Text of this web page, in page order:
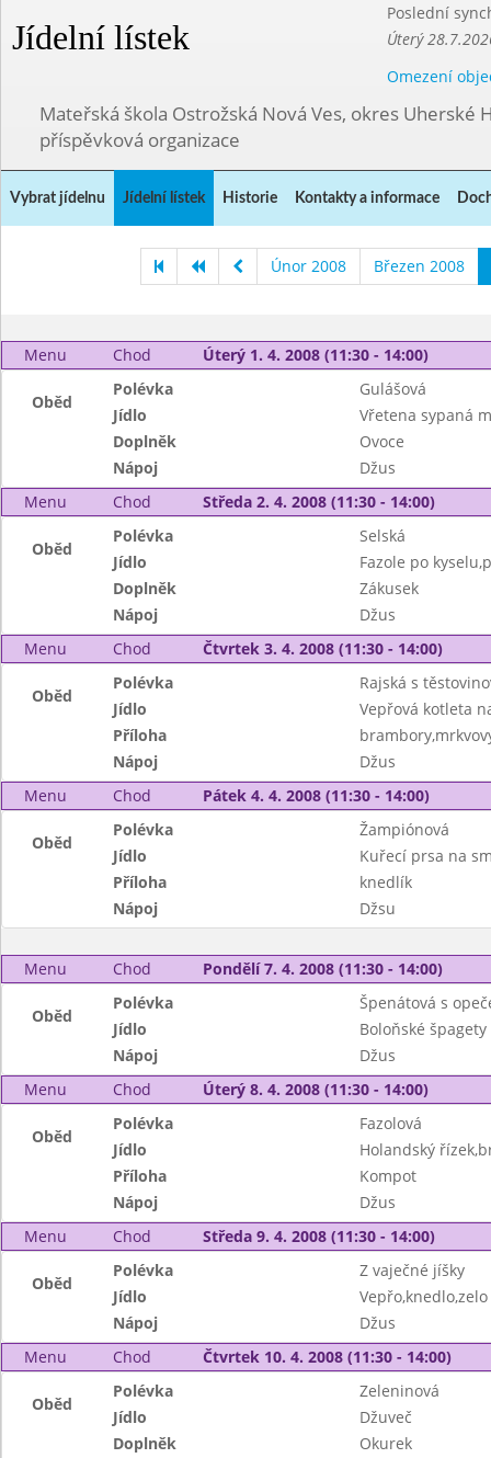
Jídelní lístek
Poslední
Úterý
Omezení
Mateřská škola Ostrožská Nová Ves, okres Uherské
příspěvková organizace
Vybrat jídelnu Jídelní lístek Historie Kontakty a informace
Únor 2008 Březen 2008
Menu Chod Úterý 1. 4. 2008 (11:30 - 14:00)
Oběd
Polévka
Gulášová
Jídlo
Vřetena sypaná
Doplněk
Ovoce
Nápoj
Džus
Menu
Chod Středa 2. 4. 2008 (11:30 - 14:00)
Oběd
Polévka
Selská
Jídlo
Fazole po
Doplněk
Zákusek
Nápoj
Džus
Menu
Chod Čtvrtek 3. 4. 2008 (11:30 - 14:00)
Oběd
Polévka
Rajská s
Jídlo
Vepřová kotleta
Příloha
Nápoj
Džus
Menu
Chod Pátek 4. 4. 2008 (11:30 - 14:00)
Oběd
Polévka
Žampiónová
Jídlo
Kuřecí prsa na
Příloha
knedlík
Nápoj
Džsu
Menu Chod Pondělí 7. 4. 2008 (11:30 - 14:00)
Oběd
Polévka
Špenátová s
Jídlo
Boloňské špagety
Nápoj
Džus
Menu
Chod Úterý 8. 4. 2008 (11:30 - 14:00)
Oběd
Polévka
Fazolová
Jídlo
Holandský
Příloha
Kompot
Nápoj
Džus
Menu
Chod Středa 9. 4. 2008 (11:30 - 14:00)
Oběd
Polévka
Z vaječné jíšky
Jídlo
Vepřo,knedlo,zelo
Nápoj
Džus
Menu
Chod Čtvrtek 10. 4. 2008 (11:30 - 14:00)
Oběd
Polévka
Zeleninová
Jídlo
Džuveč
Doplněk
Okurek